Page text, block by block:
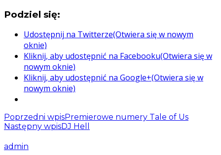
Podziel się:
Udostępnij na Twitterze(Otwiera się w nowym
oknie)
Kliknij, aby udostępnić na Facebooku(Otwiera się w
nowym oknie)
Kliknij, aby udostępnić na Google+(Otwiera się w
nowym oknie)
Poprzedni wpisPremierowe numery Tale of Us
Następny wpisDJ Hell
admin